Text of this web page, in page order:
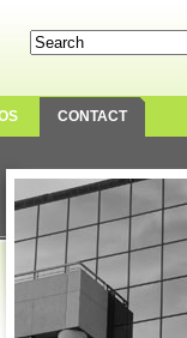
CONTACT